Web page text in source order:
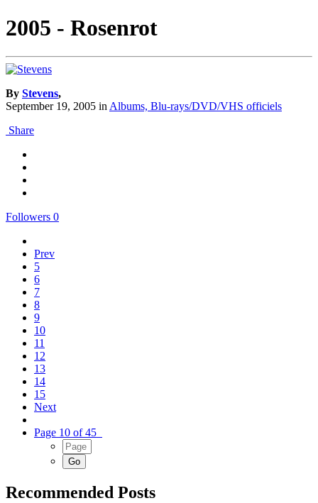
2005 - Rosenrot
By Stevens,
September 19, 2005 inAlbums, Blu-rays/DVD/VHS officiels
Share
Followers 0
Prev
5
6
7
8
9
10
11
12
13
14
15
Next
Page 10 of 45
Recommended Posts